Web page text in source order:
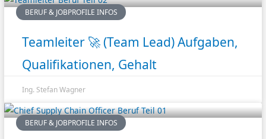
BERUF & JOBPROFILE INFOS
Teamleiter 🚀 (Team Lead) Aufgaben,
Qualifikationen, Gehalt
Ing. Stefan Wagner
BERUF & JOBPROFILE INFOS